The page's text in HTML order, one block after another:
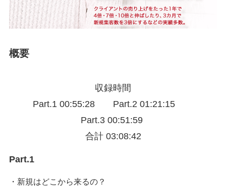
概要
収録時間
Part.1 00:55:28 Part.2 01:21:15
Part.3 00:51:59
合計 03:08:42
Part.1
・新規はどこから来るの？